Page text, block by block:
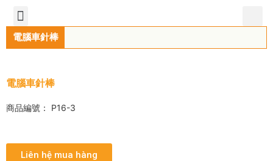
電腦車針棒
電腦車針棒
商品編號： P16-3
Liên hệ mua hàng